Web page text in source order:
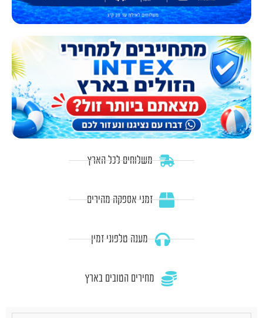
משלוחים לכל הארץ
זמני אספקה מהירים
מענה טלפוני זמין
מחירים הטובים בארץ